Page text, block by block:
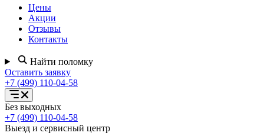
Цены
Акции
Отзывы
Контакты
Найти поломку
Оставить заявку
+7 (499) 110-04-58
Открыть
меню
услуг
Без выходных
+7 (499) 110-04-58
Выезд и сервисный центр